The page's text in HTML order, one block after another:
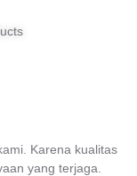
Karena kualitas
yang terjaga.